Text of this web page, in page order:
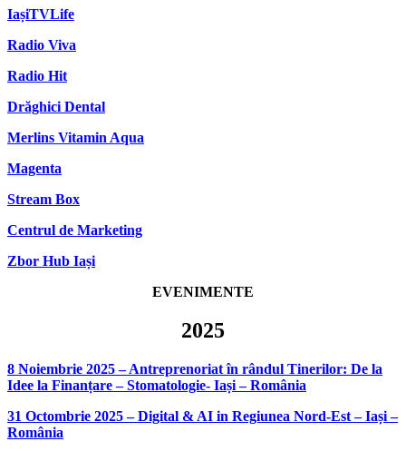
IașiTVLife
Radio Viva
Radio Hit
Drăghici Dental
Merlins Vitamin Aqua
Magenta
Stream Box
Centrul de Marketing
Zbor Hub Iași
EVENIMENTE
2025
8 Noiembrie 2025 – Antreprenoriat în rândul Tinerilor: De la
Idee la Finanțare – Stomatologie- Iași – România
31 Octombrie 2025 – Digital & AI in Regiunea Nord-Est – Iași –
România